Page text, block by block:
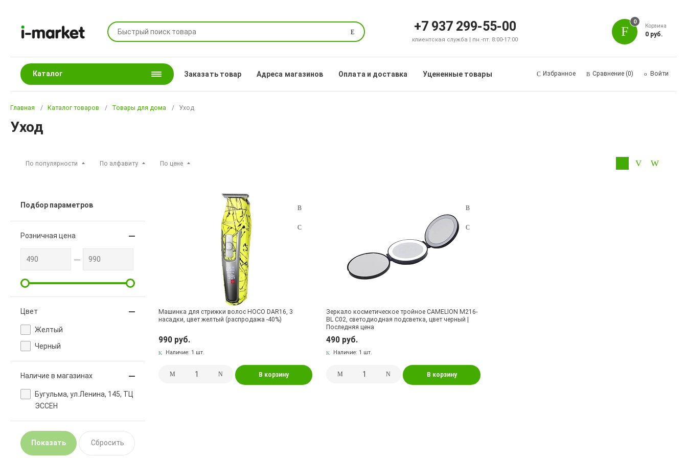
Поиск +7 937 299-55-00
клиентская служба | пн.-пт. 8:00-17:00
0
Корзина
0 руб.
Каталог Заказать товар Адреса магазинов Оплата и доставка Уцененные товары Избранное Сравнение (0) Войти
Главная Каталог товаров Товары для дома Уход
Уход
По популярности По алфавиту По цене
Подбор параметров
Розничная цена
Цвет
Желтый
Черный
Наличие в магазинах
Бугульма, ул.Ленина, 145, ТЦ
ЭССЕН
Машинка для стрижки волос HOCO DAR16, 3
насадки, цвет желтый (распродажа -40%)
990 руб.
Наличие: 1 шт.
В корзину
Зеркало косметическое тройное CAMELION M216-
ВL С02, светодиодная подсветка, цвет черный |
Последняя цена
490 руб.
Наличие: 1 шт.
В корзину